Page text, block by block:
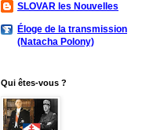
SLOVAR les Nouvelles
Éloge de la transmission
(Natacha Polony)
Qui êtes-vous ?